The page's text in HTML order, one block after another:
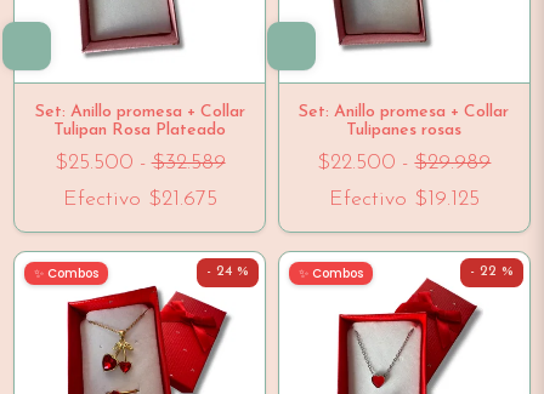
Set: Anillo promesa + Collar
Tulipan Rosa Plateado
$25.500 - $32.589
Efectivo $21.675
Set: Anillo promesa + Collar
Tulipanes rosas
$22.500 - $29.989
Efectivo $19.125
- 24 %
✨ Combos - 22 %
✨ Combos